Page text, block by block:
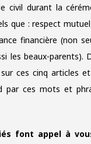
civil durant la
que : respect
financière (non
les beaux-parents).
ces cinq articles et
par ces mots et
font appel à